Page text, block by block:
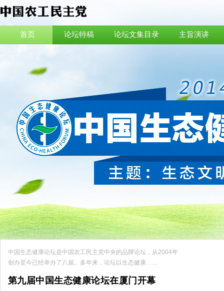
首页 论坛特稿 论坛文集目录 主旨演讲
中国生态健康论坛是中国农工民主党中央的品牌论坛，从2004年
创办至今已经举办了八届。多年来，论坛以生态健康……
第九届中国生态健康论坛在厦门开幕